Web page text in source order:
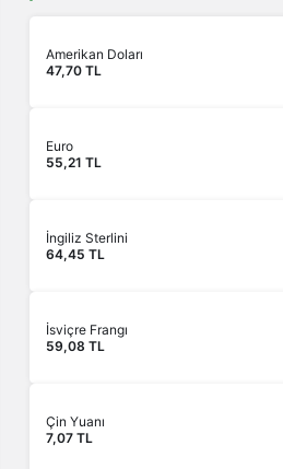
Amerikan Doları
47,70 TL
Euro
55,21 TL
İngiliz Sterlini
64,45 TL
İsviçre Frangı
59,08 TL
Çin Yuanı
7,07 TL